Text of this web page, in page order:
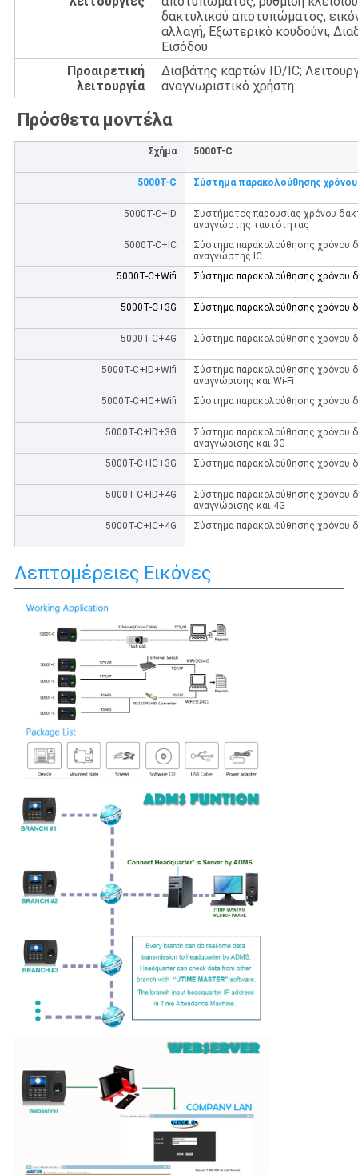
δακτυλικού αποτυπώματος,
αλλαγή, Εξωτερικό κουδούνι,
Εισόδου
Προαιρετική
λειτουργία
Διαβάτης καρτών ID/IC;
αναγνωριστικό χρήστη
Πρόσθετα μοντέλα
Σχήμα 5000T-C
5000T-C Σύστημα παρακολούθησης
5000T-C+ID
Συστήματος παρουσίας χρόνου
αναγνώστης ταυτότητας
5000T-C+IC
Σύστημα παρακολούθησης
αναγνώστης IC
5000T-C+Wifi
Σύστημα παρακολούθησης χρόνου
5000T-C+3G Σύστημα παρακολούθησης χρόνου
5000T-C+4G Σύστημα παρακολούθησης χρόνου
5000T-C+ID+Wifi
Σύστημα παρακολούθησης χρόνου
αναγνώρισης και Wi-Fi
5000T-C+IC+Wifi
Σύστημα παρακολούθησης χρόνου
5000T-C+ID+3G
Σύστημα παρακολούθησης χρόνου
αναγνώρισης και 3G
5000T-C+IC+3G
Σύστημα παρακολούθησης χρόνου
5000T-C+ID+4G
Σύστημα παρακολούθησης χρόνου
αναγνώρισης και 4G
5000T-C+IC+4G
Σύστημα παρακολούθησης χρόνου
Λεπτομέρειες Εικόνες